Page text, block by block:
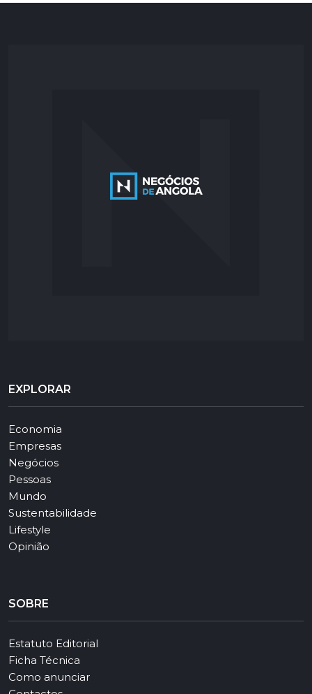
EXPLORAR
Economia
Empresas
Negócios
Pessoas
Mundo
Sustentabilidade
Lifestyle
Opinião
SOBRE
Estatuto Editorial
Ficha Técnica
Como anunciar